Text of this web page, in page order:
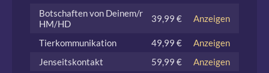
Botschaften von Deinem/r
HM/HD
39,99 € Anzeigen
Tierkommunikation 49,99 €
Anzeigen
Jenseitskontakt
59,99 €
Anzeigen